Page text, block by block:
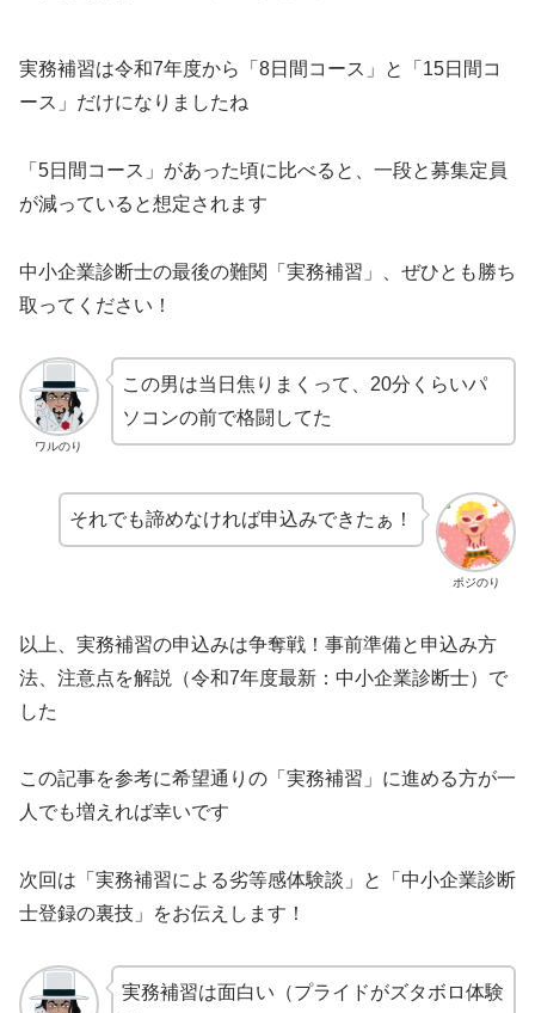
実務補習は令和7年度から「8日間コース」と「15日間コ
ース」だけになりましたね
「5日間コース」があった頃に比べると、一段と募集定員
が減っていると想定されます
中小企業診断士の最後の難関「実務補習」、ぜひとも勝ち
取ってください！
ワルのり
この男は当日焦りまくって、20分くらいパ
ソコンの前で格闘してた
ポジのり
それでも諦めなければ申込みできたぁ！
以上、実務補習の申込みは争奪戦！事前準備と申込み方
法、注意点を解説（令和7年度最新：中小企業診断士）で
した
この記事を参考に希望通りの「実務補習」に進める方が一
人でも増えれば幸いです
次回は「実務補習による劣等感体験談」と「中小企業診断
士登録の裏技」をお伝えします！
実務補習は面白い（プライドがズタボロ体験